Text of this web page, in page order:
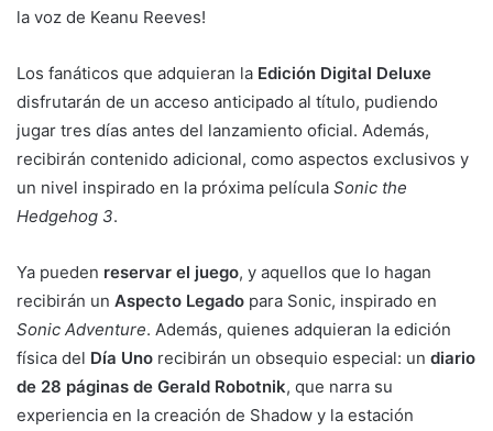
la voz de Keanu Reeves!
Los fanáticos que adquieran la Edición Digital Deluxe
disfrutarán de un acceso anticipado al título, pudiendo
jugar tres días antes del lanzamiento oficial. Además,
recibirán contenido adicional, como aspectos exclusivos y
un nivel inspirado en la próxima película Sonic the
Hedgehog 3.
Ya pueden reservar el juego, y aquellos que lo hagan
recibirán un Aspecto Legado para Sonic, inspirado en
Sonic Adventure. Además, quienes adquieran la edición
física del Día Uno recibirán un obsequio especial: un diario
de 28 páginas de Gerald Robotnik, que narra su
experiencia en la creación de Shadow y la estación